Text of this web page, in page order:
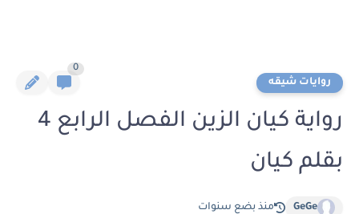
روايات شيقه
0
رواية كيان الزين الفصل الرابع 4
بقلم كيان
GeGe منذ بضع سنوات